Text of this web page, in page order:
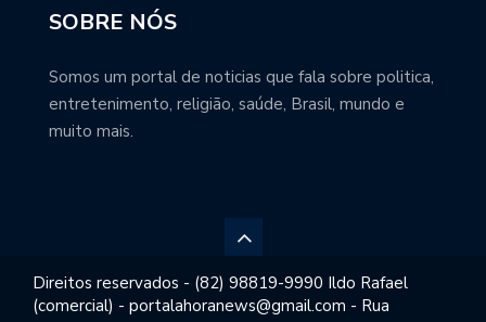
SOBRE NÓS
Somos um portal de noticias que fala sobre politica,
entretenimento, religião, saúde, Brasil, mundo e
muito mais.
Direitos reservados - (82) 98819-9990 Ildo Rafael
(comercial) - portalahoranews@gmail.com - Rua